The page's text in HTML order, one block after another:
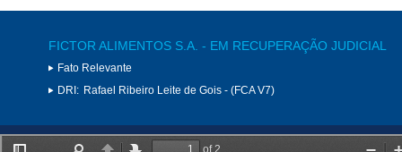
FICTOR ALIMENTOS S.A. - EM RECUPERAÇÃO JUDICIAL
Fato Relevante
DRI: Rafael Ribeiro Leite de Gois - (FCA V7)